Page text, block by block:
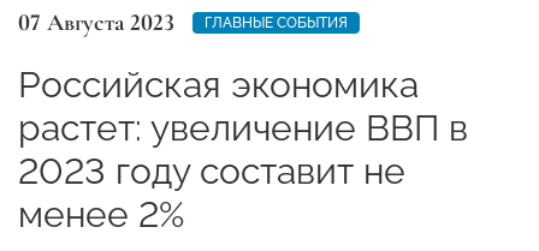
07 Августа 2023 ГЛАВНЫЕ СОБЫТИЯ
Российская экономика
растет: увеличение ВВП в
2023 году составит не
менее 2%